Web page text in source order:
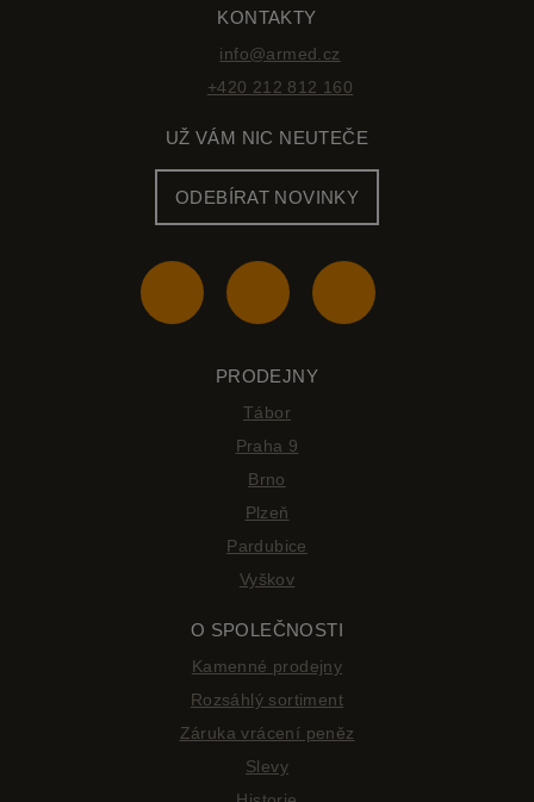
KONTAKTY
info@armed.cz
+420 212 812 160
UŽ VÁM NIC NEUTEČE
ODEBÍRAT NOVINKY
PRODEJNY
Tábor
Praha 9
Brno
Plzeň
Pardubice
Vyškov
O SPOLEČNOSTI
Kamenné prodejny
Rozsáhlý sortiment
Záruka vrácení peněz
Slevy